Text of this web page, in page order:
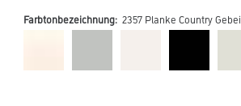
Farbtonbezeichnung: 2357 Planke Country